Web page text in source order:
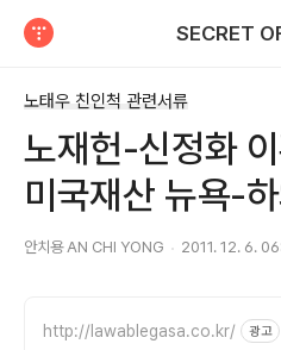
SECRET
노태우 친인척 관련서류
노재헌-신정화
미국재산 뉴욕-
안치용 AN CHI YONG 2011. 12. 6.
http://lawablegasa.co.kr/ 광고